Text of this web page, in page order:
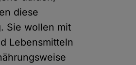
diese
Sie wollen mit
Lebensmitteln